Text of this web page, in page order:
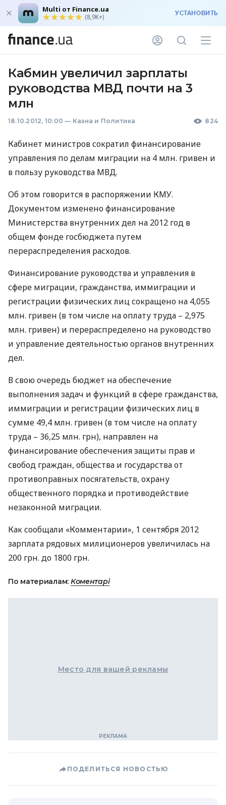
Multi от Finance.ua
(8,9K+) УСТАНОВИТЬ
Кабмин увеличил зарплаты
руководства МВД почти на 3
млн
18.10.2012, 10:00 — Казна и Политика 824
Кабинет министров сократил финансирование
управления по делам миграции на 4 млн. гривен и
в пользу руководства МВД.
Об этом говорится в распоряжении КМУ.
Документом изменено финансирование
Министерства внутренних дел на 2012 год в
общем фонде госбюджета путем
перераспределения расходов.
Финансирование руководства и управления в
сфере миграции, гражданства, иммиграции и
регистрации физических лиц сокращено на 4,055
млн. гривен (в том числе на оплату труда – 2,975
млн. гривен) и перераспределено на руководство
и управление деятельностью органов внутренних
дел.
В свою очередь бюджет на обеспечение
выполнения задач и функций в сфере гражданства,
иммиграции и регистрации физических лиц в
сумме 49,4 млн. гривен (в том числе на оплату
труда – 36,25 млн. грн), направлен на
финансирование обеспечения защиты прав и
свобод граждан, общества и государства от
противоправных посягательств, охрану
общественного порядка и противодействие
незаконной миграции.
Как сообщали «Комментарии», 1 сентября 2012
зарплата рядовых милиционеров увеличилась на
200 грн. до 1800 грн.
По материалам: Коментарі
Место для вашей рекламы
ПОДЕЛИТЬСЯ НОВОСТЬЮ